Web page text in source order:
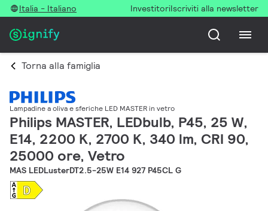
Italia - Italiano InvestitoriIscriviti alla newsletter
Torna alla famiglia
Lampadine a oliva e sferiche LED MASTER in vetro
Philips MASTER, LEDbulb, P45, 25 W,
E14, 2200 K, 2700 K, 340 lm, CRI 90,
25000 ore, Vetro
MAS LEDLusterDT2.5-25W E14 927 P45CL G